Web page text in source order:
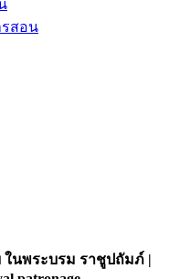
สอน
ในพระบรม ราชูปถัมภ์ |